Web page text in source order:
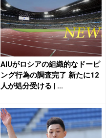
AIUがロシアの組織的なドーピ
ング行為の調査完了 新たに12
人が処分受ける | ...